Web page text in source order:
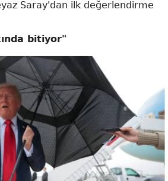
Saray'dan ilk değerlendirme
bitiyor"